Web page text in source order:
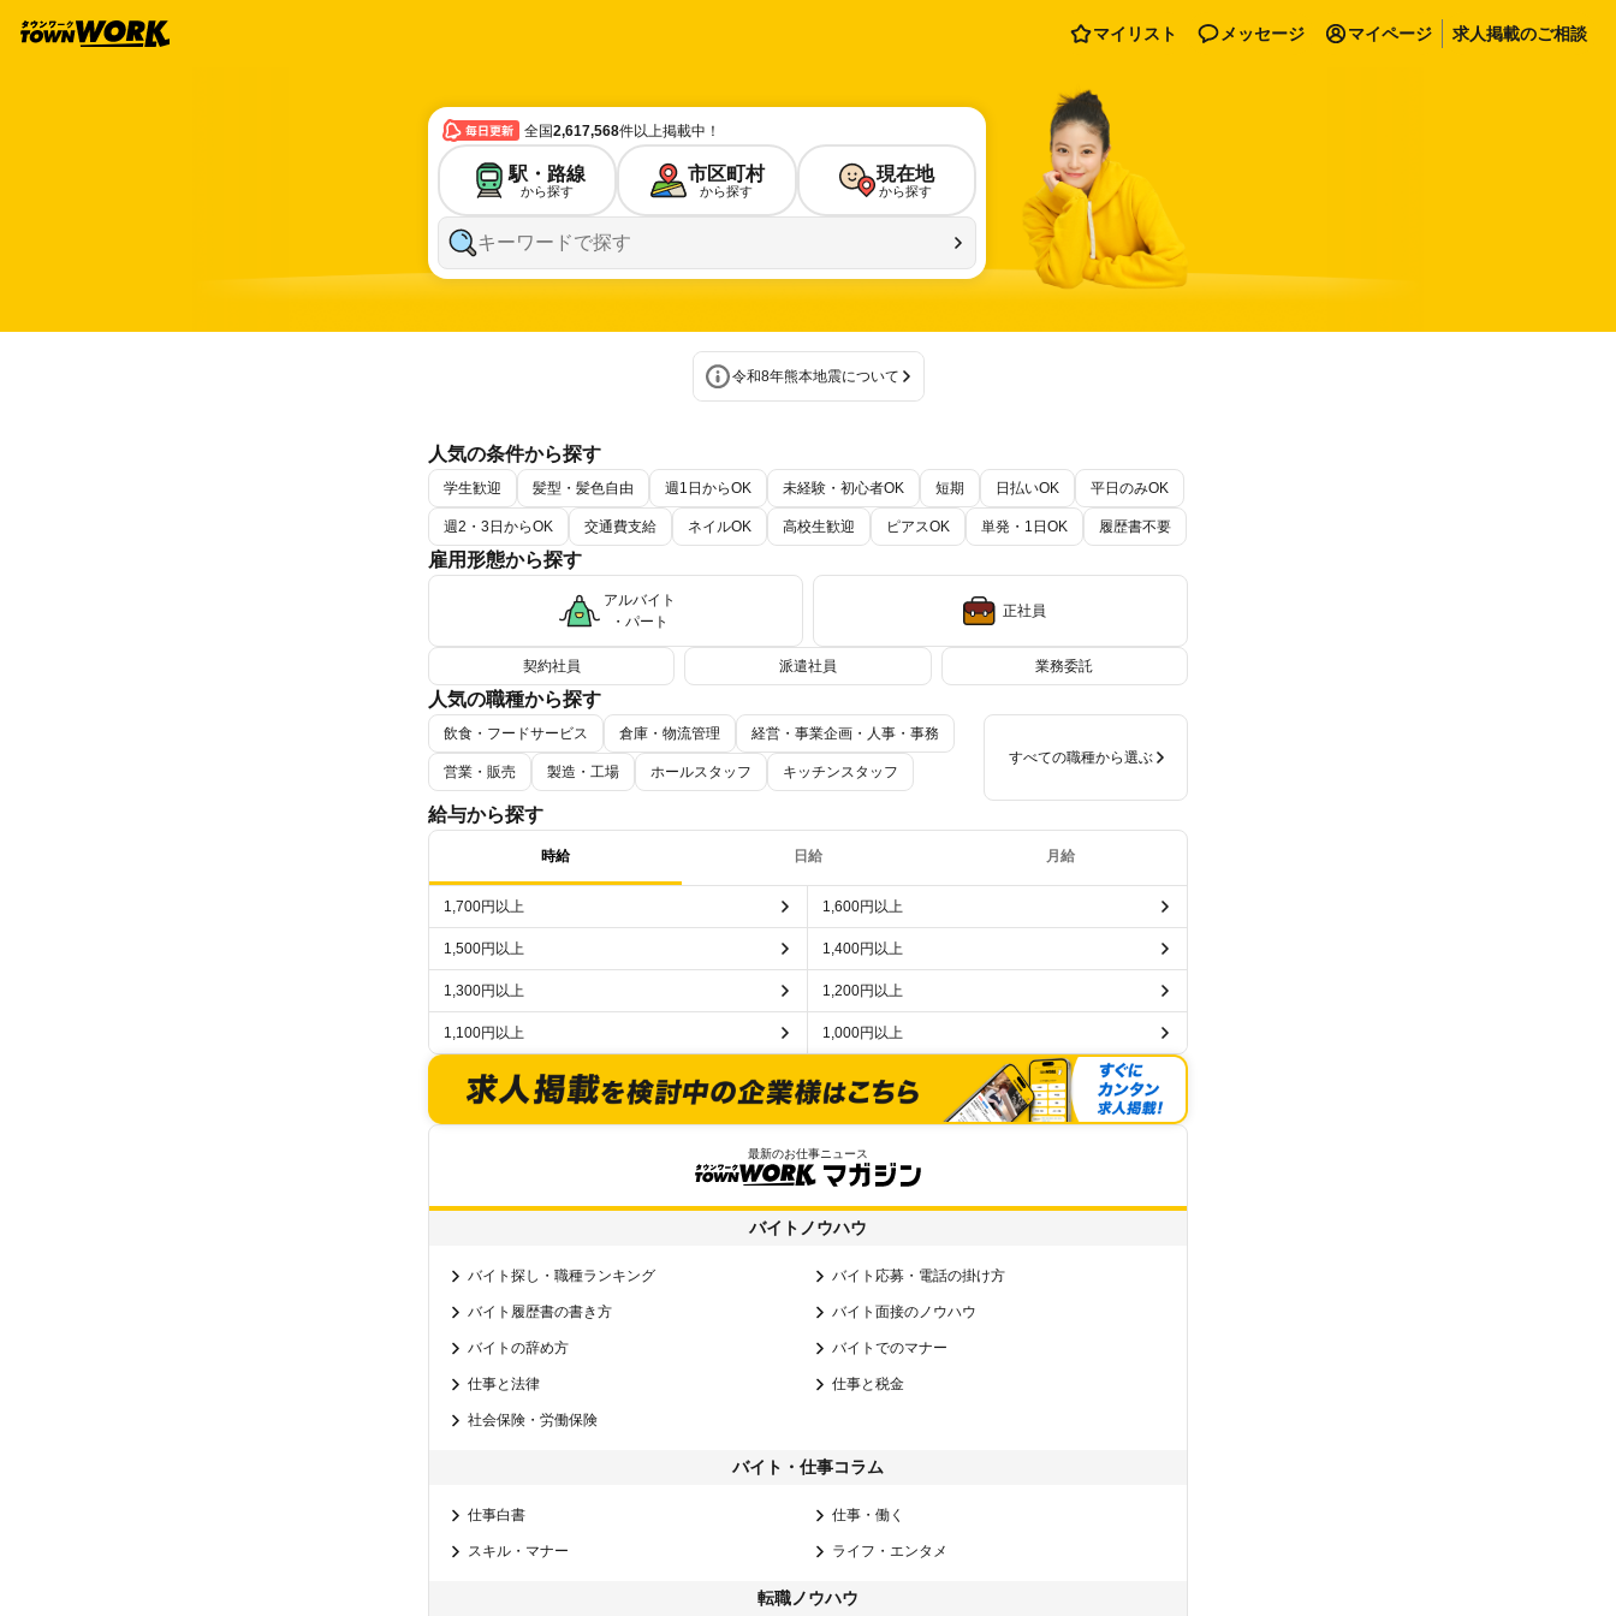
マイリスト メッセージ マイページ 求人掲載のご相談
全国2,617,568件以上掲載中！
駅・路線
から探す
市区町村
から探す
現在地
から探す
キーワードで探す
令和8年熊本地震について
人気の条件から探す
学生歓迎 髪型・髪色自由 週1日からOK 未経験・初心者OK 短期 日払いOK 平日のみOK
昼の仕事 副業・WワークOK 夜からの仕事
週2・3日からOK 交通費支給 ネイルOK 高校生歓迎 ピアスOK 単発・1日OK 履歴書不要
夕方からの仕事
雇用形態から探す
アルバイト
・パート
正社員
契約社員 派遣社員 業務委託
人気の職種から探す
飲食・フードサービス 倉庫・物流管理 経営・事業企画・人事・事務
旅行・レジャー・イベント 清掃・美化 コンビニ
フードカウンター販売員
営業・販売 製造・工場 ホールスタッフ キッチンスタッフ
データ入力・PC入力
ドライバー・引越し・配送 その他販売
すべての職種から選ぶ
給与から探す
時給 日給 月給
1,700円以上 1,600円以上
1,500円以上 1,400円以上
1,300円以上 1,200円以上
1,100円以上 1,000円以上
最新のお仕事ニュース
バイトノウハウ
バイト探し・職種ランキング バイト応募・電話の掛け方
バイト履歴書の書き方 バイト面接のノウハウ
バイトの辞め方 バイトでのマナー
仕事と法律 仕事と税金
社会保険・労働保険
バイト・仕事コラム
仕事白書 仕事・働く
スキル・マナー ライフ・エンタメ
転職ノウハウ